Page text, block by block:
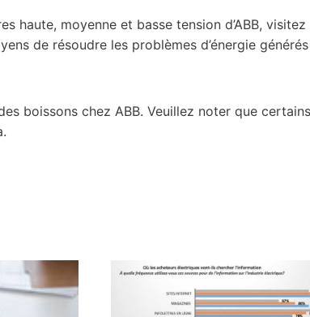
haute, moyenne et basse tension d’ABB, visitez
de résoudre les problèmes d’énergie générés
boissons chez ABB. Veuillez noter que certains